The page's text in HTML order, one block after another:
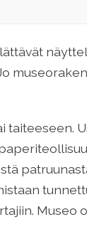
Museo